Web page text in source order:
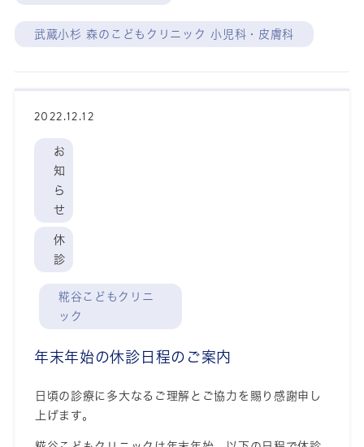
武蔵小杉 森のこどもクリニック 小児科・皮膚科
2022.12.12
お
知
ら
せ
休
診
糀谷こどもクリニ
ック
年末年始の休診日程のご案内
日頃の診療に多大なるご理解とご協力を賜り感謝申し
上げます。